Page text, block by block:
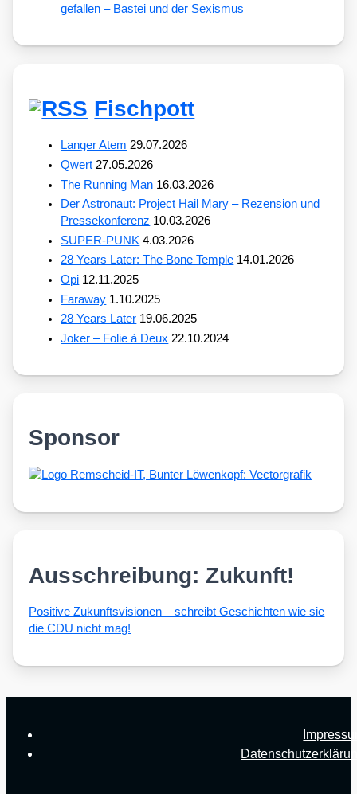
gefallen – Bastei und der Sexismus
Fischpott
Langer Atem 29.07.2026
Qwert 27.05.2026
The Running Man 16.03.2026
Der Astronaut: Project Hail Mary – Rezension und
Pressekonferenz 10.03.2026
SUPER-PUNK 4.03.2026
28 Years Later: The Bone Temple 14.01.2026
Opi 12.11.2025
Faraway 1.10.2025
28 Years Later 19.06.2025
Joker – Folie à Deux 22.10.2024
Sponsor
Ausschreibung: Zukunft!
Posi­ti­ve Zukunfts­vi­sio­nen – schreibt Geschich­ten wie sie
die CDU nicht mag!